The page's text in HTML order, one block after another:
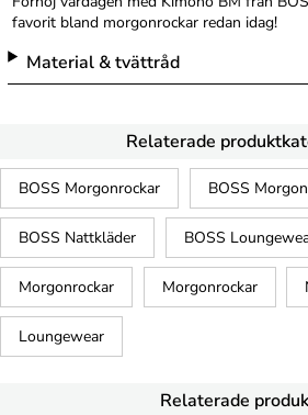
favorit bland morgonrockar redan idag!
Material & tvättråd
Relaterade
BOSS Morgonrockar BOSS
BOSS Nattkläder BOSS
Morgonrockar Morgonrockar
Loungewear
Relaterade